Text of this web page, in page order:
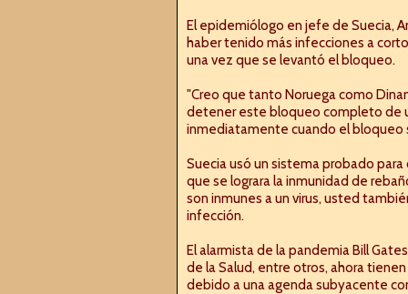
El epidemiólogo en jefe de Suecia,
haber tenido más infecciones a
una vez que se levantó el bloqueo.
"Creo que tanto Noruega como
detener este bloqueo completo de
inmediatamente cuando el bloqueo
Suecia usó un sistema probado
que se lograra la inmunidad de
son inmunes a un virus, usted
infección.
El alarmista de la pandemia Bill
de la Salud, entre otros, ahora
debido a una agenda subyacente